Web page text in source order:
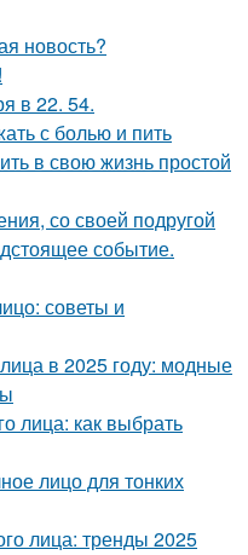
новость?
в 22. 54.
с болью и пить
в свою жизнь простой
со своей подругой
событие.
советы и
в 2025 году: модные
лица: как выбрать
лицо для тонких
лица: тренды 2025